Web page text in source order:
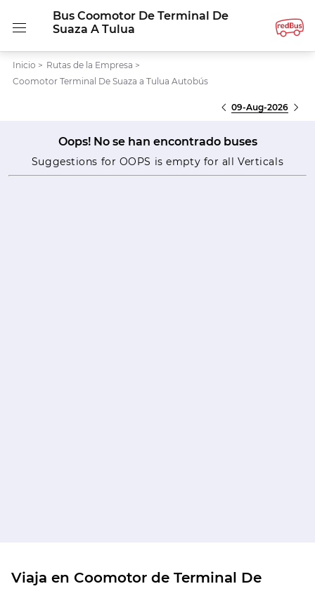
Bus Coomotor De Terminal De
Suaza A Tulua
Inicio > Rutas de la Empresa >
Coomotor Terminal De Suaza a Tulua Autobús
09-Aug-2026
Oops! No se han encontrado buses
Suggestions for OOPS is empty for all Verticals
Viaja en Coomotor de Terminal De